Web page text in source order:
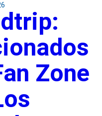
Zone